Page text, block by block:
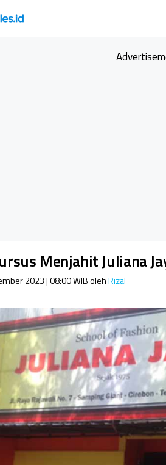
Menjahit Juliana
2023 | 08:00 WIBolehRizal